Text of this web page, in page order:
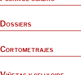
Dossiers
Cortometrajes